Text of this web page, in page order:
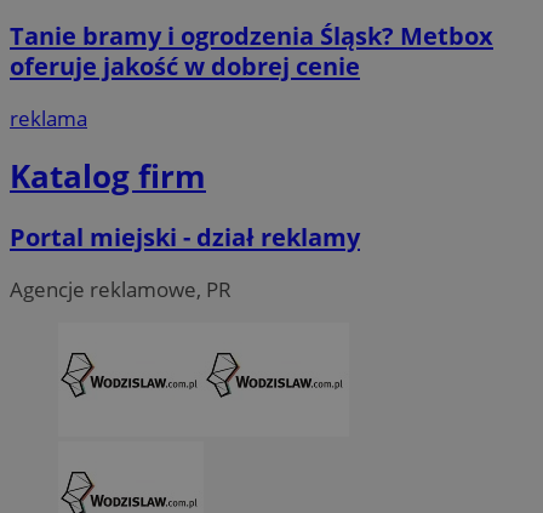
Tanie bramy i ogrodzenia Śląsk? Metbox
oferuje jakość w dobrej cenie
reklama
Katalog firm
Portal miejski - dział reklamy
Agencje reklamowe, PR